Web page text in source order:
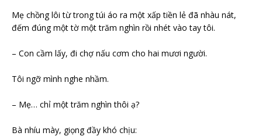
Mẹ chồng lôi từ trong túi áo ra một xấp tiền lẻ đã nhàu nát,
đếm đúng một tờ một trăm nghìn rồi nhét vào tay tôi.
– Con cầm lấy, đi chợ nấu cơm cho hai mươi người.
Tôi ngỡ mình nghe nhầm.
– Mẹ… chỉ một trăm nghìn thôi ạ?
Bà nhíu mày, giọng đầy khó chịu: